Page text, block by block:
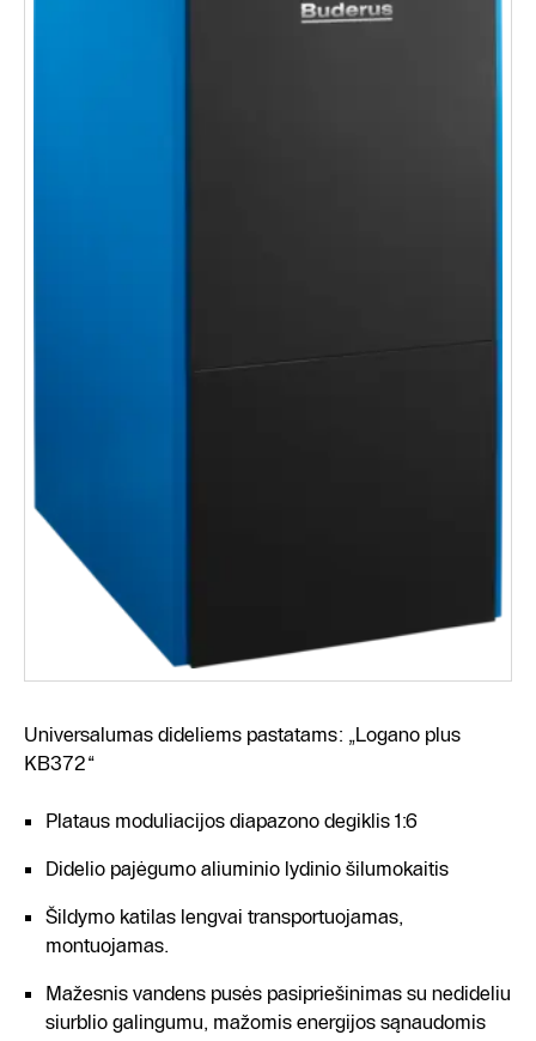
Universalumas dideliems pastatams: „Logano plus
KB372“
Plataus moduliacijos diapazono degiklis 1:6
Didelio pajėgumo aliuminio lydinio šilumokaitis
Šildymo katilas lengvai transportuojamas,
montuojamas.
Mažesnis vandens pusės pasipriešinimas su nedideliu
siurblio galingumu, mažomis energijos sąnaudomis